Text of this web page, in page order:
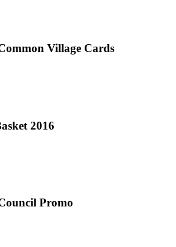
Village Cards
2016
Promo